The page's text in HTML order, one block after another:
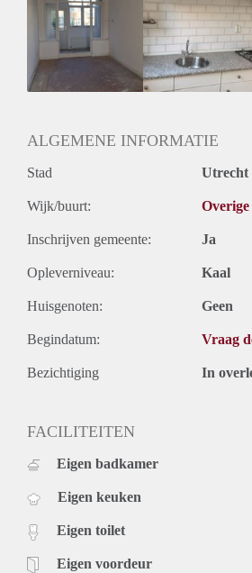
Niet mogelijk
Inkomen eis
N.V.T.
Huurtermijn
Onbepaalde termijn
ALGEMENE INFORMATIE
Stad Utrecht
Wijk/buurt:
Inschrijven gemeente: Ja
Opleverniveau: Kaal
Huisgenoten: Geen
Begindatum: Vraag
Bezichtiging In
FACILITEITEN
Eigen badkamer
Eigen keuken
Eigen toilet
Eigen voordeur